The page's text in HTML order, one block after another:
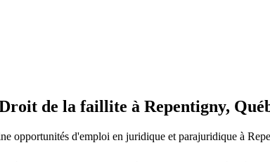
de la faillite à Repentigny,
opportunités d'emploi en juridique et parajuridique à